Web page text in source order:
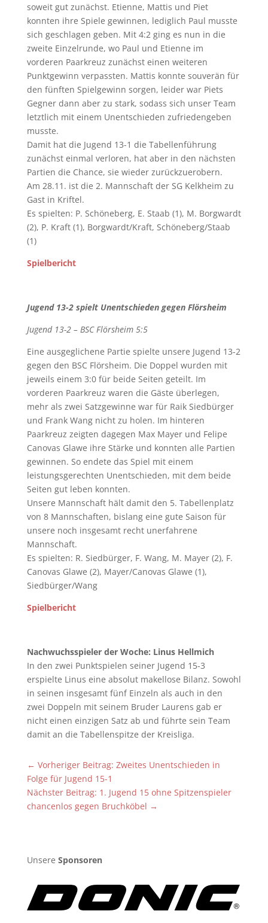
soweit gut zunächst. Etienne, Mattis und Piet
konnten ihre Spiele gewinnen, lediglich Paul musste
sich geschlagen geben. Mit 4:2 ging es nun in die
zweite Einzelrunde, wo Paul und Etienne im
vorderen Paarkreuz zunächst einen weiteren
Punktgewinn verpassten. Mattis konnte souverän für
den fünften Spielgewinn sorgen, leider war Piets
Gegner dann aber zu stark, sodass sich unser Team
letztlich mit einem Unentschieden zufriedengeben
musste.
Damit hat die Jugend 13-1 die Tabellenführung
zunächst einmal verloren, hat aber in den nächsten
Partien die Chance, sie wieder zurückzuerobern.
Am 28.11. ist die 2. Mannschaft der SG Kelkheim zu
Gast in Kriftel.
Es spielten: P. Schöneberg, E. Staab (1), M. Borgwardt
(2), P. Kraft (1), Borgwardt/Kraft, Schöneberg/Staab
(1)
Spielbericht
Jugend 13-2 spielt Unentschieden gegen Flörsheim
Jugend 13-2 – BSC Flörsheim 5:5
Eine ausgeglichene Partie spielte unsere Jugend 13-2
gegen den BSC Flörsheim. Die Doppel wurden mit
jeweils einem 3:0 für beide Seiten geteilt. Im
vorderen Paarkreuz waren die Gäste überlegen,
mehr als zwei Satzgewinne war für Raik Siedbürger
und Frank Wang nicht zu holen. Im hinteren
Paarkreuz zeigten dagegen Max Mayer und Felipe
Canovas Glawe ihre Stärke und konnten alle Partien
gewinnen. So endete das Spiel mit einem
leistungsgerechten Unentschieden, mit dem beide
Seiten gut leben konnten.
Unsere Mannschaft hält damit den 5. Tabellenplatz
von 8 Mannschaften, bislang eine gute Saison für
unsere noch insgesamt recht unerfahrene
Mannschaft.
Es spielten: R. Siedbürger, F. Wang, M. Mayer (2), F.
Canovas Glawe (2), Mayer/Canovas Glawe (1),
Siedbürger/Wang
Spielbericht
Nachwuchsspieler der Woche: Linus Hellmich
In den zwei Punktspielen seiner Jugend 15-3
erspielte Linus eine absolut makellose Bilanz. Sowohl
in seinen insgesamt fünf Einzeln als auch in den
zwei Doppeln mit seinem Bruder Laurens gab er
nicht einen einzigen Satz ab und führte sein Team
damit an die Tabellenspitze der Kreisliga.
← Vorheriger Beitrag: Zweites Unentschieden in
Folge für Jugend 15-1
Nächster Beitrag: 1. Jugend 15 ohne Spitzenspieler
chancenlos gegen Bruchköbel →
Unsere Sponsoren